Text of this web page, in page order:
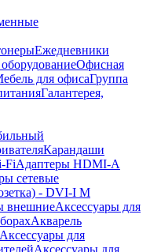
Ежедневники
Офисная
для офисаГруппа
Галантерея,
Карандаши
FiАдаптеры HDMI-A
сетевые
- DVI-I M
внешниеАксессуары для
Акварель
Аксессуары для
Аксессуары для